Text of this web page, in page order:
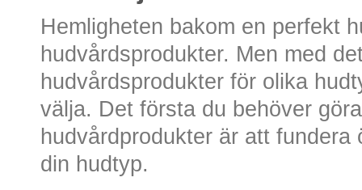
Hemligheten bakom en perfekt
hudvårdsprodukter. Men med
hudvårdsprodukter för olika
välja. Det första du behöver
hudvårdprodukter är att
din hudtyp.